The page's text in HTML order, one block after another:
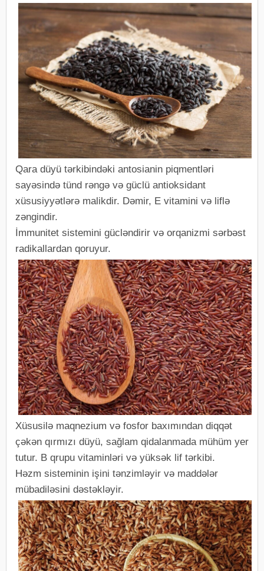
Qara düyü tərkibindəki antosianin piqmentləri
sayəsində tünd rəngə və güclü antioksidant
xüsusiyyətlərə malikdir. Dəmir, E vitamini və liflə
zəngindir.
İmmunitet sistemini gücləndirir və orqanizmi sərbəst
radikallardan qoruyur.
Xüsusilə maqnezium və fosfor baxımından diqqət
çəkən qırmızı düyü, sağlam qidalanmada mühüm yer
tutur. B qrupu vitaminləri və yüksək lif tərkibi.
Həzm sisteminin işini tənzimləyir və maddələr
mübadiləsini dəstəkləyir.